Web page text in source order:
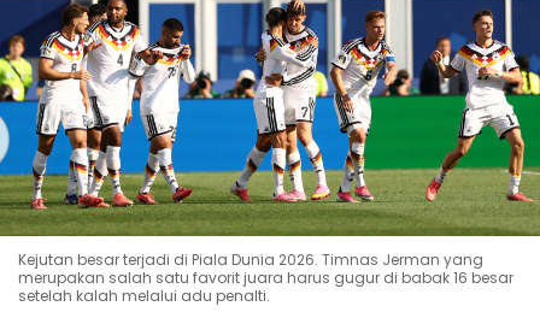
Kejutan besar terjadi di Piala Dunia 2026. Timnas Jerman yang
merupakan salah satu favorit juara harus gugur di babak 16 besar
setelah kalah melalui adu penalti.